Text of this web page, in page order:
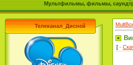
Мультфильмы, фильмы,
Телеканал_Дисней
[ ·